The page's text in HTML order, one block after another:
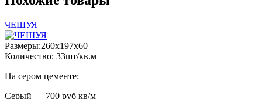
ЧЕШУЯ
Размеры:260x197x60
Количество: 33шт/кв.м
На сером цементе:
Серый — 700 руб кв/м